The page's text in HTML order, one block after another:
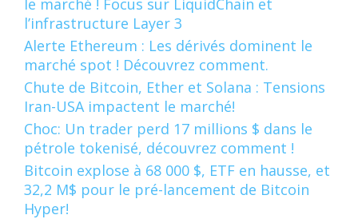
le marché ! Focus sur LiquidChain et
l’infrastructure Layer 3
Alerte Ethereum : Les dérivés dominent le
marché spot ! Découvrez comment.
Chute de Bitcoin, Ether et Solana : Tensions
Iran-USA impactent le marché!
Choc: Un trader perd 17 millions $ dans le
pétrole tokenisé, découvrez comment !
Bitcoin explose à 68 000 $, ETF en hausse, et
32,2 M$ pour le pré-lancement de Bitcoin
Hyper!